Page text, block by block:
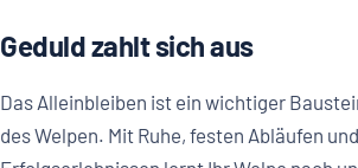
Geduld zahlt sich aus
Das Alleinbleiben ist ein wichtiger
des Welpen. Mit Ruhe, festen Abläufen